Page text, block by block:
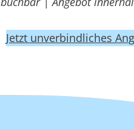
Jetzt unverbindliches